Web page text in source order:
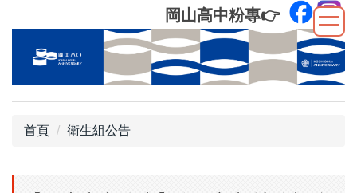
到
內
岡山高中粉專👉
首頁 衛生組公告